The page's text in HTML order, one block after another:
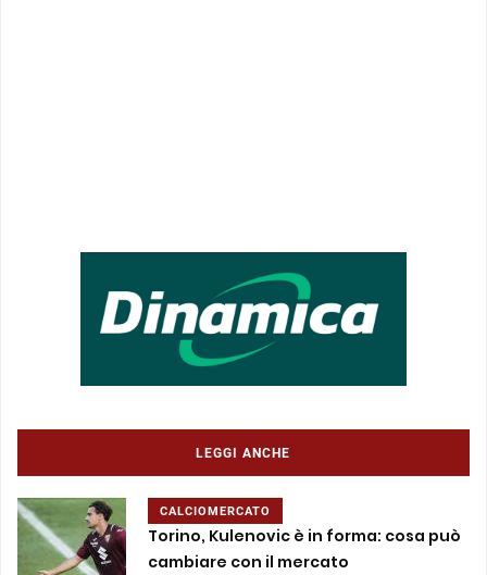
LEGGI ANCHE
CALCIOMERCATO
Torino, Kulenovic è in forma: cosa può
cambiare con il mercato